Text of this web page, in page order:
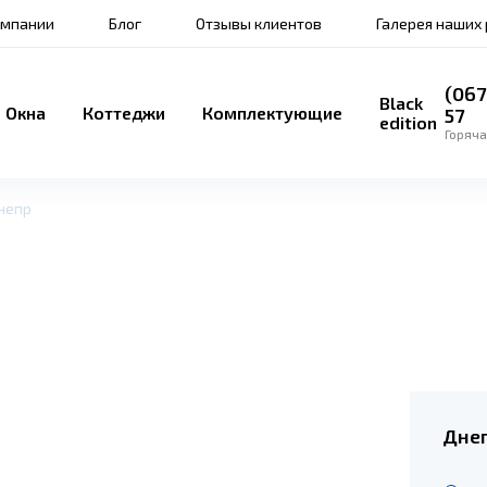
Блог Отзывы клиентов Галерея наших
Окна Коттеджи Комплектующие
Black
edition 57